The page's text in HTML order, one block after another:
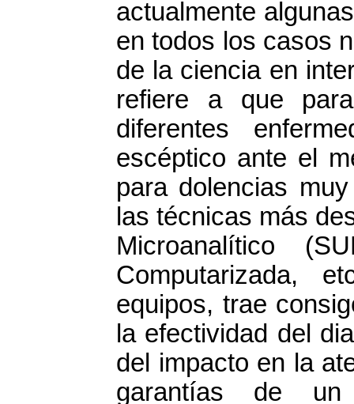
actualmente
en todos los casos
de la ciencia en
refiere a que
diferentes
escéptico ante el
para dolencias
las técnicas más
Microanalítico
Computarizada,
equipos, trae
la efectividad del
del impacto en la
garantías de